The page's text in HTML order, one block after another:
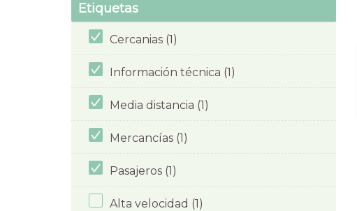
Etiquetas
Cercanias (1)
Información técnica (1)
Media distancia (1)
Mercancías (1)
Pasajeros (1)
Alta velocidad (1)